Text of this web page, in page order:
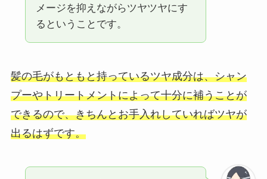
メージを抑えながらツヤツヤにす
るということです。
髪の毛がもともと持っているツヤ成分は、シャン
プーやトリートメントによって十分に補うことが
できるので、きちんとお手入れしていればツヤが
出るはずです。